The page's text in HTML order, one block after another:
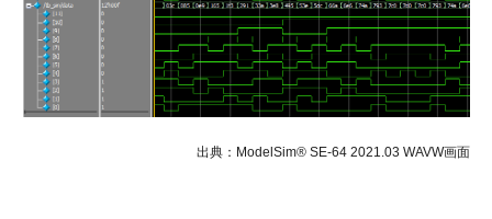
出典：ModelSim® SE-64 2021.03 WAVW画面